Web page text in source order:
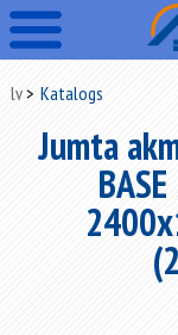
lv Katalogs
Jumta